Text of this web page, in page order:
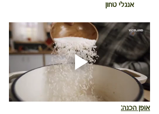
אנגלי טחון
אופן הכנה: